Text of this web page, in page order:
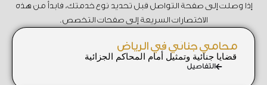
إذا وصلت إلى صفحة التواصل قبل تحديد نوع خدمتك، فابدأ من هذه
الاختصارات السريعة إلى صفحات التخصص.
محامي جنائي في الرياض
قضايا جنائية وتمثيل أمام المحاكم الجزائية
التفاصيل